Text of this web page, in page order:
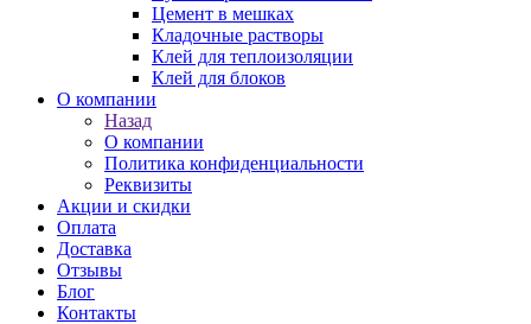
Цемент в мешках
Кладочные растворы
Клей для теплоизоляции
Клей для блоков
О компании
Назад
О компании
Политика конфиденциальности
Реквизиты
Акции и скидки
Оплата
Доставка
Отзывы
Блог
Контакты